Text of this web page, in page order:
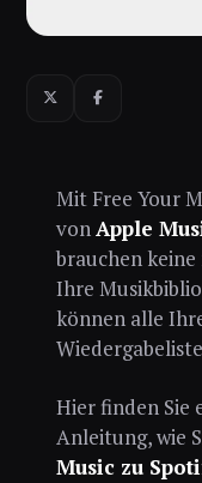
Mit Free Your
von Apple
brauchen
Ihre
können alle
Hier finden Sie
Anleitung, wie
Music zu